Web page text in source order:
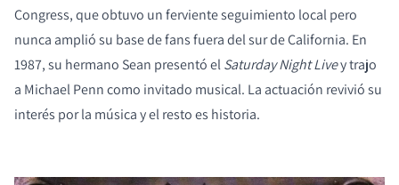
Congress, que obtuvo un ferviente seguimiento local pero
nunca amplió su base de fans fuera del sur de California. En
1987, su hermano Sean presentó elSaturday Night Livey trajo
a Michael Penn como invitado musical. La actuación revivió su
interés por la música y el resto es historia.